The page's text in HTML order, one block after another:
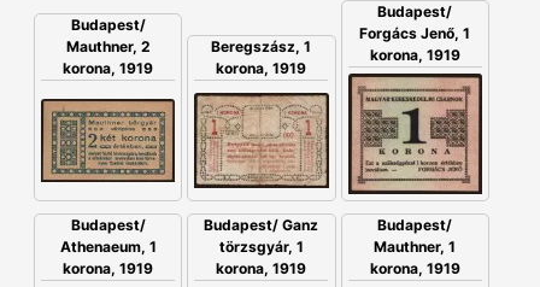
Budapest/
Mauthner, 2
korona, 1919
Beregszász, 1
korona, 1919
Budapest/
Forgács Jenő, 1
korona, 1919
Budapest/
Athenaeum, 1
korona, 1919
Budapest/ Ganz
törzsgyár, 1
korona, 1919
Budapest/
Mauthner, 1
korona, 1919